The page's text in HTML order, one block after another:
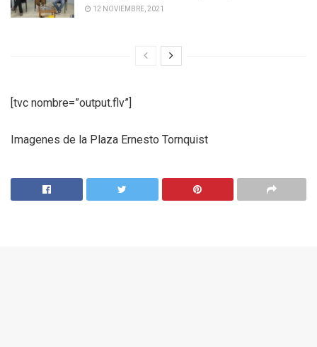
12 NOVIEMBRE, 2021
[tvc nombre=”output.flv”]
Imagenes de la Plaza Ernesto Tornquist